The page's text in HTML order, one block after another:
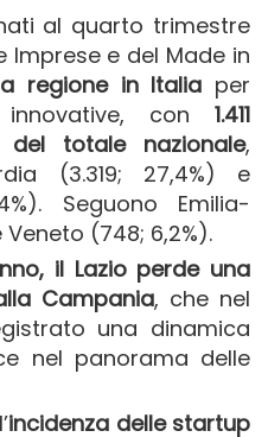
al quarto trimestre
Imprese e del Made in
regione in Italia per
con 1.411
del totale nazionale,
(3.319; 27,4%) e
Seguono Emilia-
(748; 6,2%).
il Lazio perde una
Campania, che nel
una dinamica
nel panorama delle
incidenza delle startup